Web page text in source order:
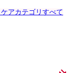
アカテゴリすべて